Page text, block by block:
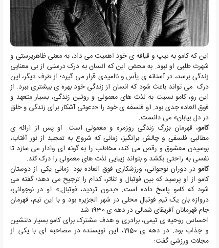
این که کامو به تیپ و قیافه ی خود اهمیت می داد، به معنی ظاهرپرستی و
شهرت طلبی او نبود. به محض این که انسان به درک درستی از بی معنایی
زندگی برسد، در آستانه ی یأس و ناامیدی قرار می گیرد؛ از طرف دیگر، این
درک می تواند باعث شود که انسان از زندگی خود بهره ی بیشتری ببرد. از
این رو، کامو نسبت به لذت های معمولی و روتین زندگی، بسیار متعهد و
فوق العاده جدی بود. او فلسفه ی خود را «دعوتی آشکار برای زندگی و خلق
در دل بیابان» می دانست.
کامو، قهرمان بزرگ زندگی روزمره و معمولی است. او پس از ارائه ی
مطالبی فلسفی و چالش برانگیز، زمانی که شروع به تمجید از نور آفتاب،
بوسیدن معشوق و رقص می کند، مخاطب را به گونه ای وادار می سازد تا
نفسی به راحتی بکشد و بتواند زیبایی لذت های معمولی را درک کند.
کامودر دوران نوجوانی، ورزشکاری فوق العاده بود. زمانی یکی از دوستان
کامو از او پرسید که بین فوتبال و تئاتر، کدام را ترجیح می دهد؛ گفته می
شود که کامو پاسخ داده است: «بدون تردید، فوتبال.» او در نوجوانی،
دروازه بان یک تیم فوتبال محلی در شهر الجزیره بود و با این تیم، قهرمان
جام قهرمانان آفریقای شمالی در دهه ی 1930 شد.
احساس روحیه ی تیمی، برادری و هدف مشترک برای کامو بسیار دلنشین
و جذاب بود. در دهه ی 1950، این نویسنده در مصاحبه ای با یکی از
مجلات ورزشی گفت: